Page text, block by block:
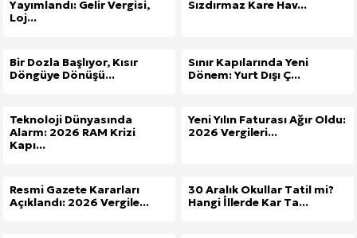
Yayımlandı: Gelir Vergisi,
Loj...
Sızdırmaz Kare Hav...
Bir Dozla Başlıyor, Kısır
Döngüye Dönüşü...
Sınır Kapılarında Yeni
Dönem: Yurt Dışı Ç...
Teknoloji Dünyasında
Alarm: 2026 RAM Krizi
Kapı...
Yeni Yılın Faturası Ağır Oldu:
2026 Vergileri...
Resmi Gazete Kararları
Açıklandı: 2026 Vergile...
30 Aralık Okullar Tatil mi?
Hangi İllerde Kar Ta...
Dar Tavanlı Alanlar İçin Oval Hava Kanalı Avantajları